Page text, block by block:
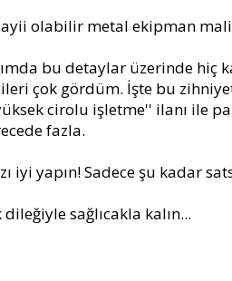
olabilir metal ekipman
bu detaylar üzerinde hiç
çok gördüm. İşte bu
cirolu işletme'' ilanı ile
fazla.
iyi yapın! Sadece şu kadar
sağlıcakla kalın...